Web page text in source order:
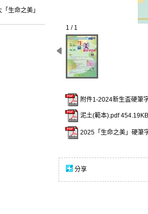
生命之美」
1 / 1
附件1-2024新生盃硬筆
泥土(範本).pdf
2025「生命之美」硬筆
分享